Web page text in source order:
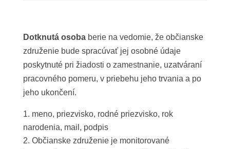
Dotknutá osobaberie na vedomie, že občianske
združenie bude spracúvať jej osobné údaje
poskytnuté pri žiadosti o zamestnanie, uzatváraní
pracovného pomeru, v priebehu jeho trvania a po
jeho ukončení.
meno, priezvisko, rodné priezvisko, rok
narodenia, mail, podpis
Občianske združenie je monitorované